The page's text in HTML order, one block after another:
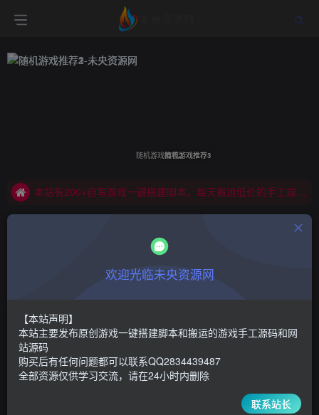
随机游戏推荐3
随机游戏推荐1
随机游戏推荐2
随机游戏推荐3
随机游戏推荐1
本站有200+自写游戏一键搭建脚本，每天搬运低价的手工端源码，免费网站源码
开通至尊会员大部分脚本1元一个，其他资源完全免费
有任何问题都可以联系站长QQ2834439487
第36页
【超变九州H5-99阶】一键全
欢迎光临未央资源网
【本站声明】
本站主要发布原创游戏一键搭建脚本和搬运的游戏手工源码和网
站源码
购买后有任何问题都可以联系QQ2834439487
全部资源仅供学习交流，请在24小时内删除
联系站长